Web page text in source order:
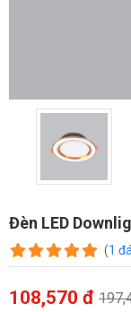
Đèn LED
(1
108,570 đ